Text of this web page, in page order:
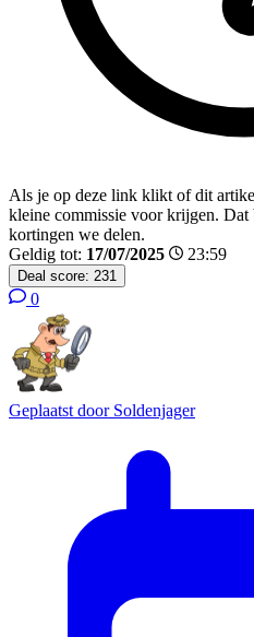
Als je op deze link klikt of dit
kleine commissie voor krijgen.
kortingen we delen.
Geldig tot: 17/07/2025 23:59
Deal score: 231
0
Geplaatst door Soldenjager